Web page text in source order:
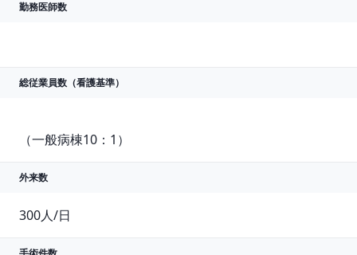
勤務医師数
総従業員数 （看護基準）
（一般病棟10：1）
外来数
300人/日